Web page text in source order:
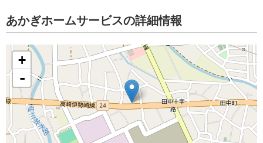
あかぎホームサービスの詳細情報
+
-